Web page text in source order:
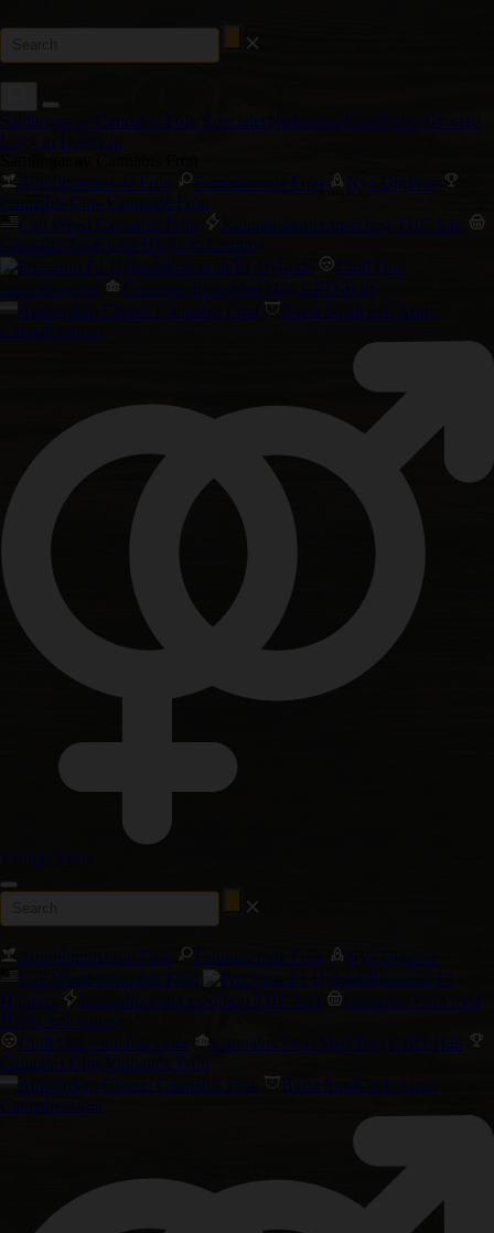
Samlingar av Cannabis Frön Specialerbjudanden Kundtjänst Grossist
Logg in Logga in
Autoblommande Frön
Feminiserade Frön
Nya Utgåvor
Cannabis Cup-Vinnande Frön
Cali Weed Cannabis Frön
Kannabissorter med hög THC-halt
Cannabis Frön med Högst Avkastning
Precision F1 Hybrids
Chill Out-
cannabissorter
Cannabis Frön Med Hög CBD-Halt
Amsterdam Classic Cannabis Frön
Bästa Smak och Arom
Cannabissorter
Vanliga Frön
Autoblommande Frön Feminiserade Frön
Nya Utgåvor
Cali Weed Cannabis Frön
Precision F1
Hybrids
Kannabissorter med hög THC-halt
Cannabis Frön med
Högst Avkastning
Chill Out-cannabissorter
Cannabis Frön Med Hög CBD-Halt
Cannabis Cup-Vinnande Frön
Amsterdam Classic Cannabis Frön
Bästa Smak och Arom
Cannabissorter